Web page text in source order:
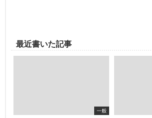
最近書いた記事
一般